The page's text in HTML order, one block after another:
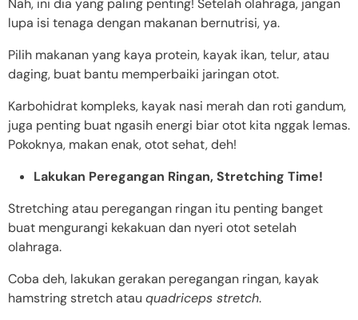
Nah, ini dia yang paling penting! Setelah olahraga, jangan
lupa isi tenaga dengan makanan bernutrisi, ya.
Pilih makanan yang kaya protein, kayak ikan, telur, atau
daging, buat bantu memperbaiki jaringan otot.
Karbohidrat kompleks, kayak nasi merah dan roti gandum,
juga penting buat ngasih energi biar otot kita nggak lemas.
Pokoknya, makan enak, otot sehat, deh!
Lakukan Peregangan Ringan, Stretching Time!
Stretching atau peregangan ringan itu penting banget
buat mengurangi kekakuan dan nyeri otot setelah
olahraga.
Coba deh, lakukan gerakan peregangan ringan, kayak
hamstring stretch atau quadriceps stretch.